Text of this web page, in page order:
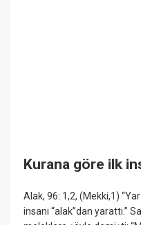
Kurana göre ilk
Alak, 96: 1,2, (Mekki,1)
insanı “alak”dan yarattı.”